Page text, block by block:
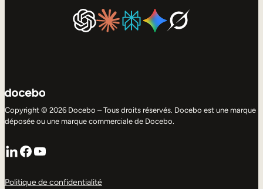
Copyright © 2026 Docebo – Tous droits réservés. Docebo est une marque
déposée ou une marque commerciale de Docebo.
LinkedIn
Facebook
YouTube
Politique de confidentialité